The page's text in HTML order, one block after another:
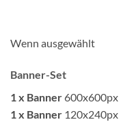
Wenn ausgewählt
Banner-Set
1 x Banner 600x600px
1 x Banner 120x240px